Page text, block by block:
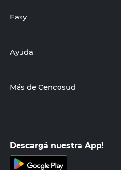
Easy
Ayuda
Más de Cencosud
Descargá nuestra App!